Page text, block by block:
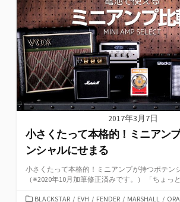
ー
2017年3月7日
小さくたって本格的！ミニアン
ンシャルにせまる
小さくたって本格的！ミニアンプが持つポテン
（※2020年10月加筆修正済みです。） 「ちょっ
カBLACKSTAR / EVH / FENDER / MARSHALL /